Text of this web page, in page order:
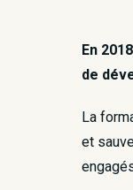
En
de
La
et